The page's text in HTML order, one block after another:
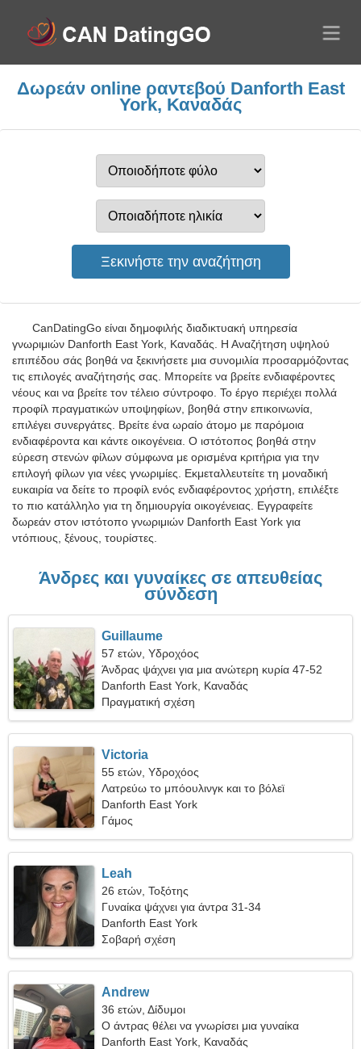
Δωρεάν online ραντεβού Danforth East
York, Καναδάς
CanDatingGo είναι δημοφιλής διαδικτυακή υπηρεσία
γνωριμιών Danforth East York, Καναδάς. Η Αναζήτηση υψηλού
επιπέδου σάς βοηθά να ξεκινήσετε μια συνομιλία προσαρμόζοντας
τις επιλογές αναζήτησής σας. Μπορείτε να βρείτε ενδιαφέροντες
νέους και να βρείτε τον τέλειο σύντροφο. Το έργο περιέχει πολλά
προφίλ πραγματικών υποψηφίων, βοηθά στην επικοινωνία,
επιλέγει συνεργάτες. Βρείτε ένα ωραίο άτομο με παρόμοια
ενδιαφέροντα και κάντε οικογένεια. Ο ιστότοπος βοηθά στην
εύρεση στενών φίλων σύμφωνα με ορισμένα κριτήρια για την
επιλογή φίλων για νέες γνωριμίες. Εκμεταλλευτείτε τη μοναδική
ευκαιρία να δείτε το προφίλ ενός ενδιαφέροντος χρήστη, επιλέξτε
το πιο κατάλληλο για τη δημιουργία οικογένειας. Εγγραφείτε
δωρεάν στον ιστότοπο γνωριμιών Danforth East York για
ντόπιους, ξένους, τουρίστες.
Άνδρες και γυναίκες σε απευθείας
σύνδεση
Guillaume
57 ετών, Υδροχόος
Άνδρας ψάχνει για μια ανώτερη κυρία 47-52
Danforth East York, Καναδάς
Πραγματική σχέση
Victoria
55 ετών, Υδροχόος
Λατρεύω το μπόουλινγκ και το βόλεϊ
Danforth East York
Γάμος
Leah
26 ετών, Τοξότης
Γυναίκα ψάχνει για άντρα 31-34
Danforth East York
Σοβαρή σχέση
Andrew
36 ετών, Δίδυμοι
Ο άντρας θέλει να γνωρίσει μια γυναίκα
Danforth East York, Καναδάς